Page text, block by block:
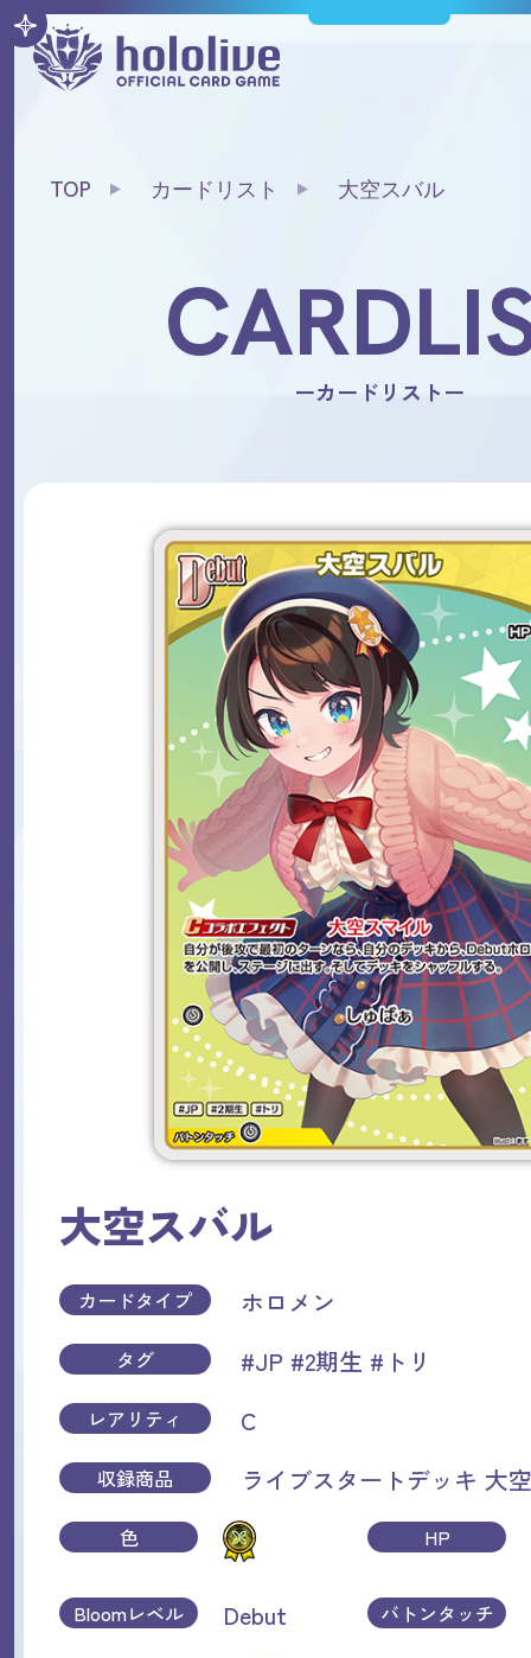
TOP カードリスト 大空スバル
ーカードリストー
大空スバル
カードタイプ ホロメン
タグ #JP #2期生 #トリ
レアリティ C
収録商品 ライブスタートデッキ 大
色 HP
Bloomレベル Debut バトンタッチ